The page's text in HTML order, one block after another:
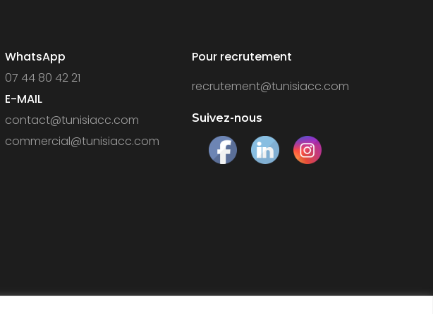
WhatsApp
07 44 80 42 21
E-MAIL
contact@tunisiacc.com
commercial@tunisiacc.com
Pour recrutement
recrutement@tunisiacc.com
Suivez-nous